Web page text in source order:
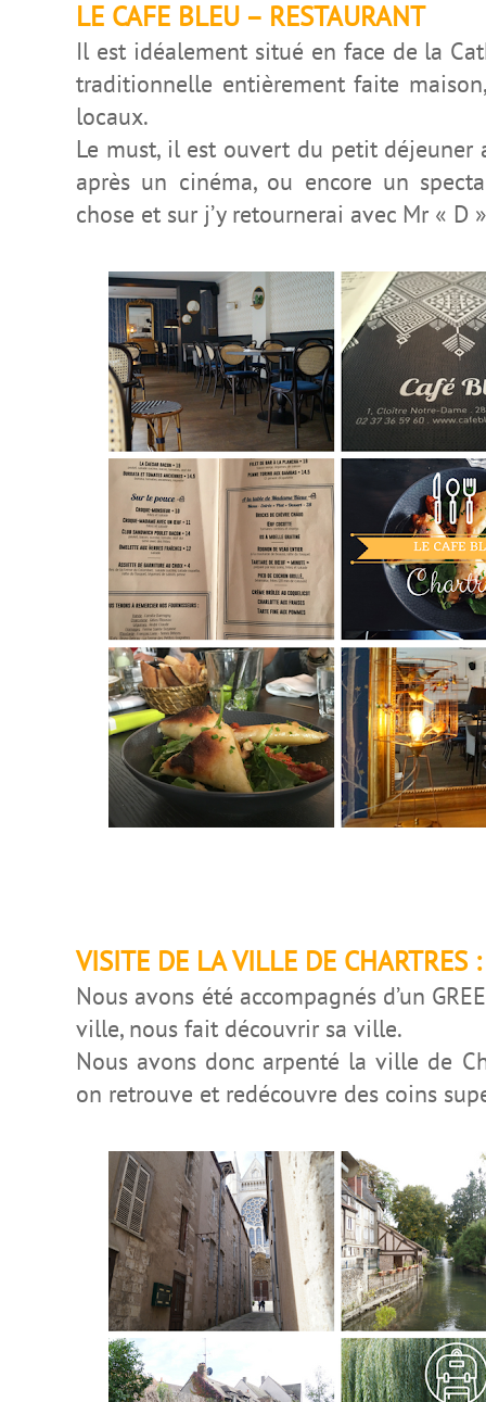
LE CAFE BLEU – RESTAURANT
Il est idéalement situé en face de la
traditionnelle entièrement faite
locaux.
Le must, il est ouvert du petit déjeuner
après un cinéma, ou encore un
chose et sur j’y retournerai avec Mr « D »
VISITE DE LA VILLE DE CHARTRES :
Nous avons été accompagnés d’un
ville, nous fait découvrir sa ville.
Nous avons donc arpenté la ville de
on retrouve et redécouvre des coins